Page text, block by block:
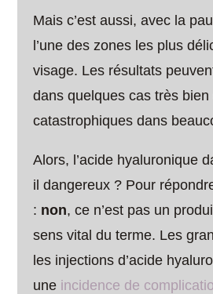
Mais c’est aussi, avec la
l’une des zones les plus
visage. Les résultats
dans quelques cas très
catastrophiques dans
Alors, l’acide hyaluronique
il dangereux ? Pour
: non, ce n’est pas un
sens vital du terme. Les
les injections d’acide
une incidence de